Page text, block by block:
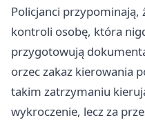
Policjanci przypominają,
kontroli osobę, która
przygotowują
orzec zakaz kierowania
takim zatrzymaniu
wykroczenie, lecz za